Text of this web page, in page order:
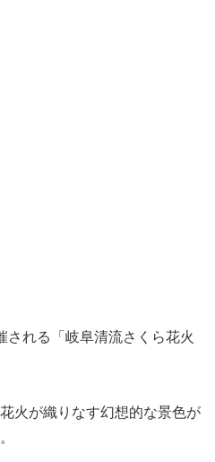
される「岐阜清流さくら花火
火が織りなす幻想的な景色が